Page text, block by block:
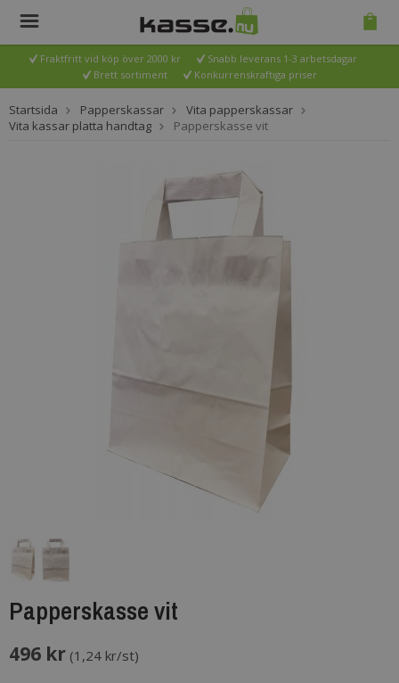
Fraktfritt vid köp över 2000 kr
Snabb leverans 1-3 arbetsdagar
Brett sortiment
Konkurrenskraftiga priser
Startsida Papperskassar
Vita papperskassar
Vita kassar platta handtag
Papperskasse vit
Papperskasse vit
496 kr (1,24 kr/st)